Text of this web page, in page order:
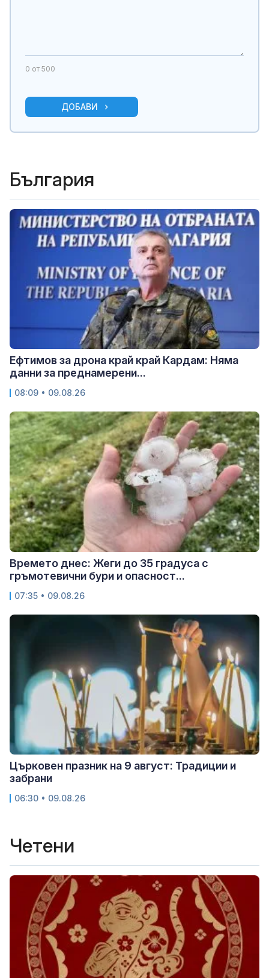
0 от 500
ДОБАВИ
България
Ефтимов за дрона край край Кардам: Няма
данни за преднамерени...
08:09 • 09.08.26
Времето днес: Жеги до 35 градуса с
гръмотевични бури и опасност...
07:35 • 09.08.26
Църковен празник на 9 август: Традиции и
забрани
06:30 • 09.08.26
Четени